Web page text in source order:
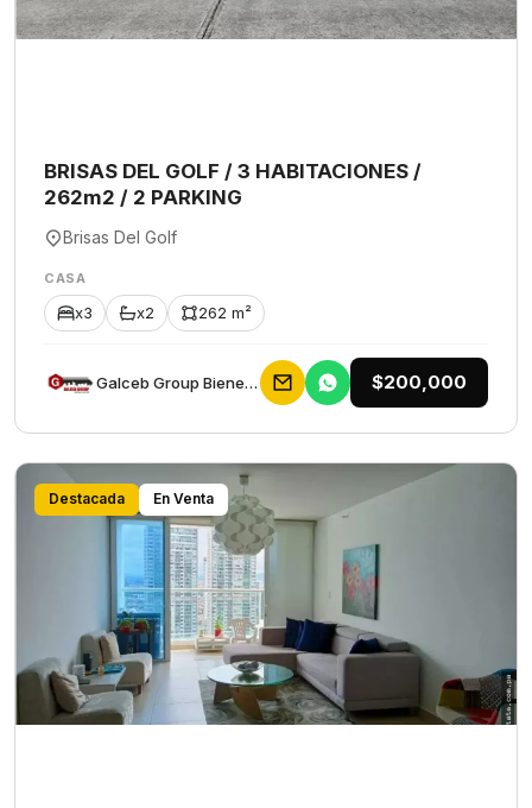
BRISAS DEL GOLF / 3 HABITACIONES /
262m2 / 2 PARKING
Brisas Del Golf
CASA
x3 x2 262 m²
Galceb Group Bienes Raices $200,000
Destacada En Venta